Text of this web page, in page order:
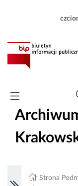
Strona